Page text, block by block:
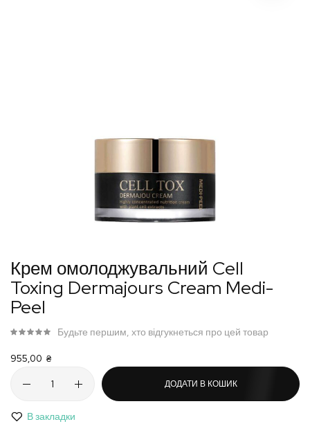
до
початку
галереї
Крем омолоджувальний Cell
Toxing Dermajours Cream Medi-
Peel
955,00 ₴
Будьте першим, хто відгукнеться про цей товар
ДОДАТИ В КОШИК
В закладки